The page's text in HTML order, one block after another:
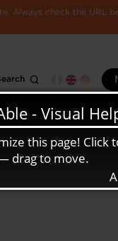
Always check the URL
economy